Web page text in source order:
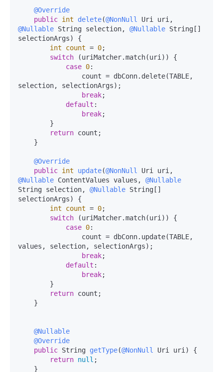
@Override
public int delete(@NonNull
@Nullable String selection, @Nullable String[]
selectionArgs)
{
int
count = 0;
switch (uriMatcher.match(uri)) {
case 0:
selection, selectionArgs);
break;
default :
break;
return count;
@Override
public int update(@NonNull
@Nullable ContentValues values, @Nullable
String selection, @Nullable String[]
selectionArgs)
{
int
count = 0;
switch (uriMatcher.match(uri)) {
case 0:
values, selection, selectionArgs);
break;
default :
break;
return count;
@Nullable
@Override
public String getType(@NonNull Uri uri)
{
return null ;